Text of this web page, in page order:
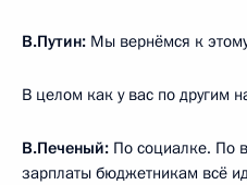
В.Путин: Мы вернёмся к
В целом как у вас по другим
В.Печеный: По социалке. По
зарплаты бюджетникам всё